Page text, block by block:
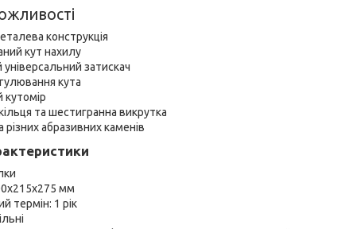
конструкція
кут нахилу
універсальний затискач
кута
та шестигранна викрутка
різних абразивних каменів
мм
термін: 1 рік